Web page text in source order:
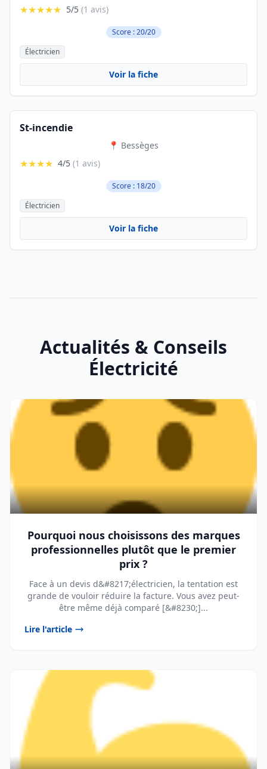
★★★★★ 5/5 (1 avis)
Score : 20/20
Électricien
Voir la fiche
St-incendie
📍 Bessèges
★★★★ 4/5 (1 avis)
Score : 18/20
Électricien
Voir la fiche
Actualités & Conseils
Électricité
Pourquoi nous choisissons des marques
professionnelles plutôt que le premier
prix ?
Face à un devis d&#8217;électricien, la tentation est
grande de vouloir réduire la facture. Vous avez peut-
être même déjà comparé [&#8230;]...
Lire l'article